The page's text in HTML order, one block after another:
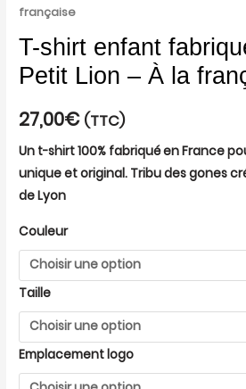
française
T-shirt enfant
Petit Lion – À la
27,00€ (TTC)
Un t-shirt 100% fabriqué en France
unique et original. Tribu des gones
de Lyon
Couleur
Taille
Emplacement logo